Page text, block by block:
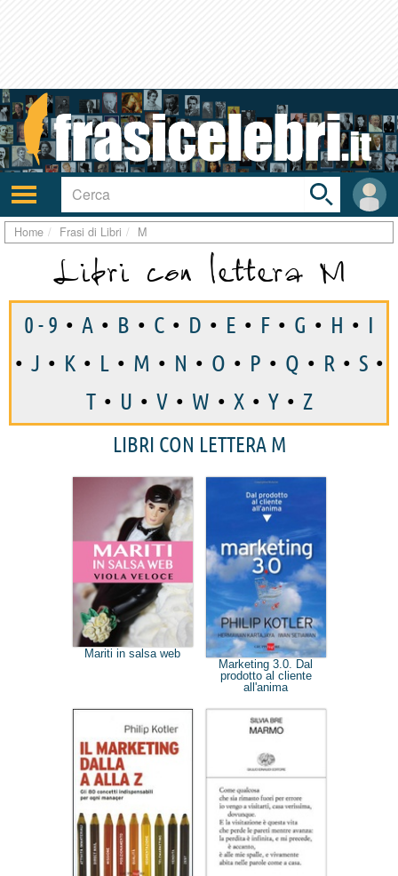
Attiva/disattiva
navigazione
User
area
Toggle
search
bar
Home Frasi di Libri M
Libri con lettera M
0 - 9 • A • B • C • D • E • F • G • H • I
• J • K • L • M • N • O • P • Q • R • S •
T • U • V • W • X • Y • Z
LIBRI CON LETTERA M
Mariti in salsa web
Marketing 3.0. Dal
prodotto al cliente
all'anima